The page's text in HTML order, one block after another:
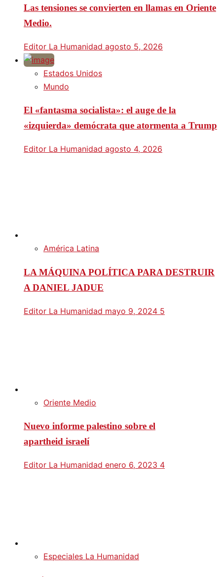
Las tensiones se convierten en llamas en Oriente
Medio.
Editor La Humanidad agosto 5, 2026
Estados Unidos
Mundo
El «fantasma socialista»: el auge de la
«izquierda» demócrata que atormenta a Trump
Editor La Humanidad agosto 4, 2026
América Latina
LA MÁQUINA POLÍTICA PARA DESTRUIR
A DANIEL JADUE
Editor La Humanidad mayo 9, 2024 5
Oriente Medio
Nuevo informe palestino sobre el
apartheid israelí
Editor La Humanidad enero 6, 2023 4
Especiales La Humanidad